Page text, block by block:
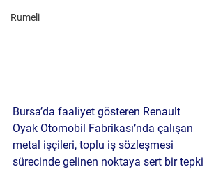
Rumeli
Bursa’da faaliyet gösteren Renault
Oyak Otomobil Fabrikası’nda çalışan
metal işçileri, toplu iş sözleşmesi
sürecinde gelinen noktaya sert bir tepki